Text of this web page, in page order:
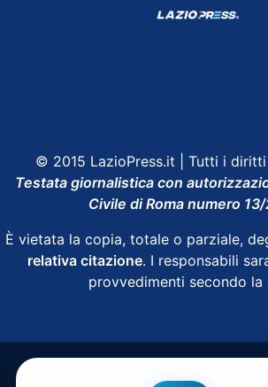
© 2015 LazioPress.it | Tutti i diritti
Testata giornalistica con
Civile di Roma numero
È vietata la copia, totale o parziale,
relativa citazione. I responsabili
provvedimenti secondo la